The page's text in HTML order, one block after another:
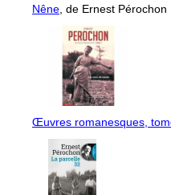
Nêne , de Ernest Pérochon
Œuvres romanesques,